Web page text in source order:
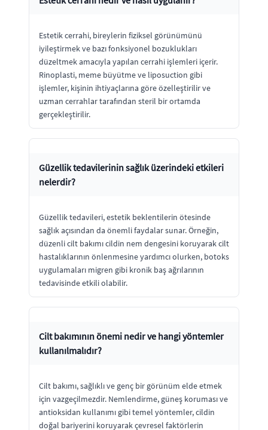
Estetik cerrahi, bireylerin fiziksel görünümünü
iyileştirmek ve bazı fonksiyonel bozuklukları
düzeltmek amacıyla yapılan cerrahi işlemleri içerir.
Rinoplasti, meme büyütme ve liposuction gibi
işlemler, kişinin ihtiyaçlarına göre özelleştirilir ve
uzman cerrahlar tarafından steril bir ortamda
gerçekleştirilir.
Güzellik tedavilerinin sağlık üzerindeki etkileri
nelerdir?
Güzellik tedavileri, estetik beklentilerin ötesinde
sağlık açısından da önemli faydalar sunar. Örneğin,
düzenli cilt bakımı cildin nem dengesini koruyarak cilt
hastalıklarının önlenmesine yardımcı olurken, botoks
uygulamaları migren gibi kronik baş ağrılarının
tedavisinde etkili olabilir.
Cilt bakımının önemi nedir ve hangi yöntemler
kullanılmalıdır?
Cilt bakımı, sağlıklı ve genç bir görünüm elde etmek
için vazgeçilmezdir. Nemlendirme, güneş koruması ve
antioksidan kullanımı gibi temel yöntemler, cildin
doğal bariyerini koruyarak çevresel faktörlerin